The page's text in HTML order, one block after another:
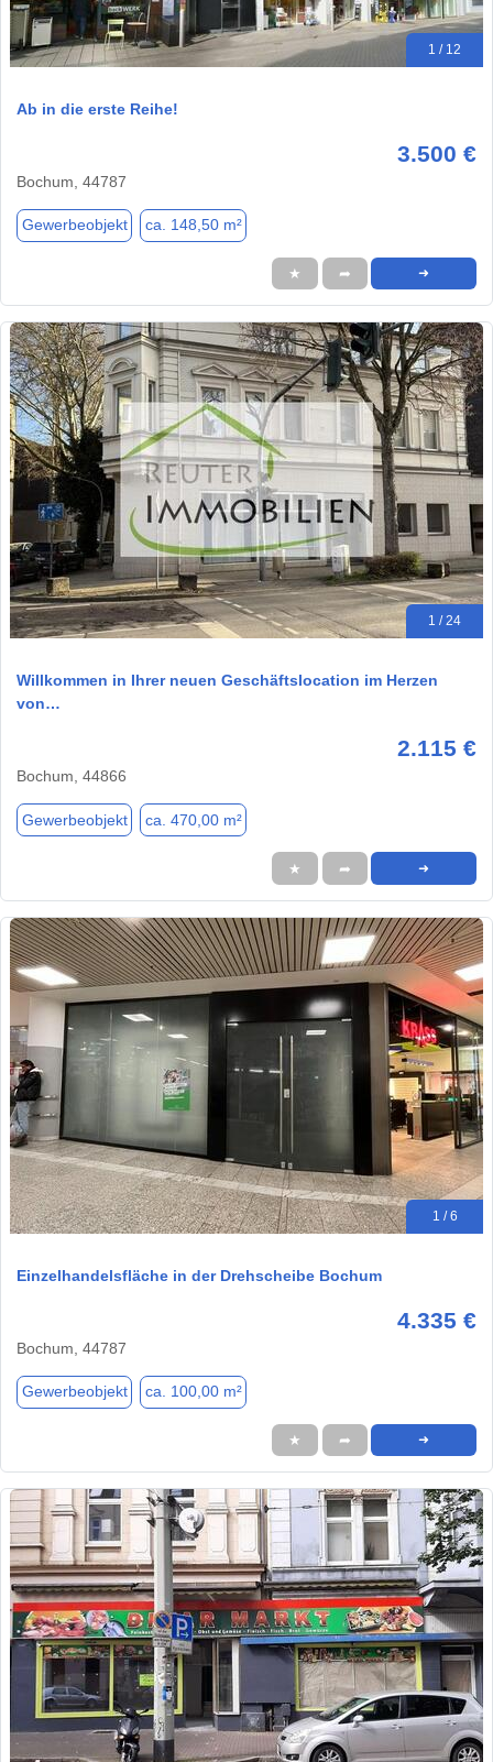
1 / 12
Ab in die erste Reihe!
3.500 €
Bochum, 44787
Gewerbeobjekt ca. 148,50 m²
★ ➦ ➜
1 / 24
Willkommen in Ihrer neuen Geschäftslocation im Herzen
von…
2.115 €
Bochum, 44866
Gewerbeobjekt ca. 470,00 m²
★ ➦ ➜
1 / 6
Einzelhandelsfläche in der Drehscheibe Bochum
4.335 €
Bochum, 44787
Gewerbeobjekt ca. 100,00 m²
★ ➦ ➜